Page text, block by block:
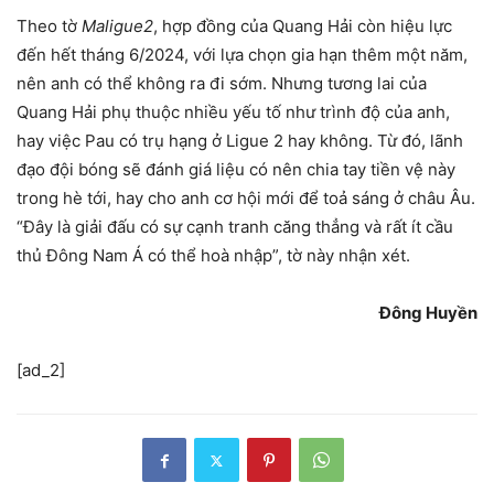
Theo tờ Maligue2, hợp đồng của Quang Hải còn hiệu lực
đến hết tháng 6/2024, với lựa chọn gia hạn thêm một năm,
nên anh có thể không ra đi sớm. Nhưng tương lai của
Quang Hải phụ thuộc nhiều yếu tố như trình độ của anh,
hay việc Pau có trụ hạng ở Ligue 2 hay không. Từ đó, lãnh
đạo đội bóng sẽ đánh giá liệu có nên chia tay tiền vệ này
trong hè tới, hay cho anh cơ hội mới để toả sáng ở châu Âu.
“Đây là giải đấu có sự cạnh tranh căng thẳng và rất ít cầu
thủ Đông Nam Á có thể hoà nhập”, tờ này nhận xét.
Đông Huyền
[ad_2]